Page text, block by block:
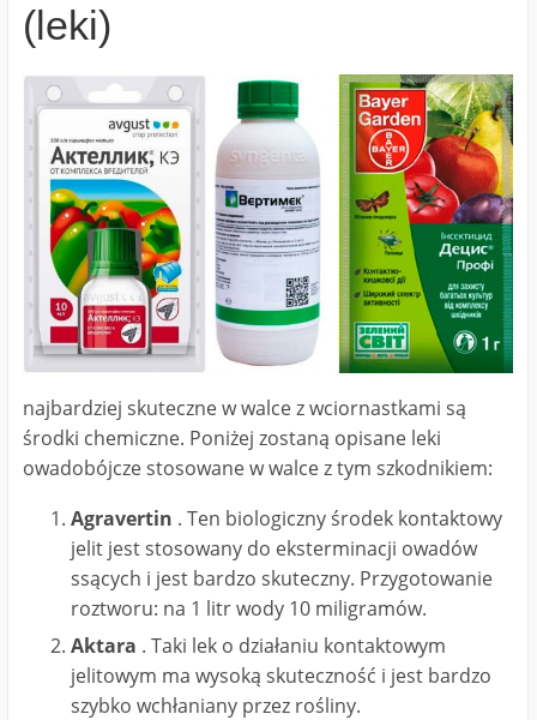
(leki)
najbardziej skuteczne w walce z wciornastkami są
środki chemiczne. Poniżej zostaną opisane leki
owadobójcze stosowane w walce z tym szkodnikiem:
Agravertin . Ten biologiczny środek kontaktowy
jelit jest stosowany do eksterminacji owadów
ssących i jest bardzo skuteczny. Przygotowanie
roztworu: na 1 litr wody 10 miligramów.
Aktara . Taki lek o działaniu kontaktowym
jelitowym ma wysoką skuteczność i jest bardzo
szybko wchłaniany przez rośliny.